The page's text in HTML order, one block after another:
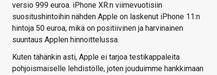
versio 999 euroa. iPhone XR:n viimevuotisiin
suositushintoihin nähden Apple on laskenut iPhone 11:n
hintoja 50 euroa, mikä on positiivinen ja harvinainen
suuntaus Applen hinnoittelussa.
Kuten tähänkin asti, Apple ei tarjoa testikappaleita
pohjoismaiselle lehdistölle, joten jouduimme hankkimaan